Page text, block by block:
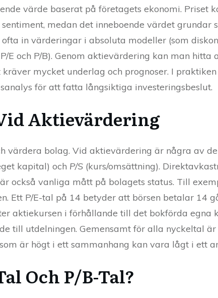
värde baserat på företagets ekonomi. Priset
medan det inneboende värdet grundar
in värderingar i absoluta modeller (som
E och P/B). Genom aktievärdering kan man hitta
mycket underlag och prognoser. I
för att fatta långsiktiga investeringsbeslut.
Aktievärdering
värdera bolag. Vid aktievärdering är några av
kapital) och P/S (kurs/omsättning).
också vanliga mått på bolagets status. Till
Ett P/E-tal på 14 betyder att börsen betalar 14
aktiekursen i förhållande till det bokförda egna
till utdelningen. Gemensamt för alla nyckeltal
är högt i ett sammanhang kan vara lågt i ett
Och P/B-Tal?